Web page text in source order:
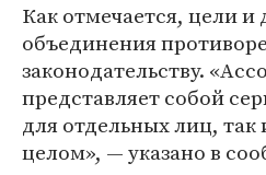
Как отмечается, цели и
объединения
законодательству.
представляет собой
для отдельных лиц, так
целом», — указано в